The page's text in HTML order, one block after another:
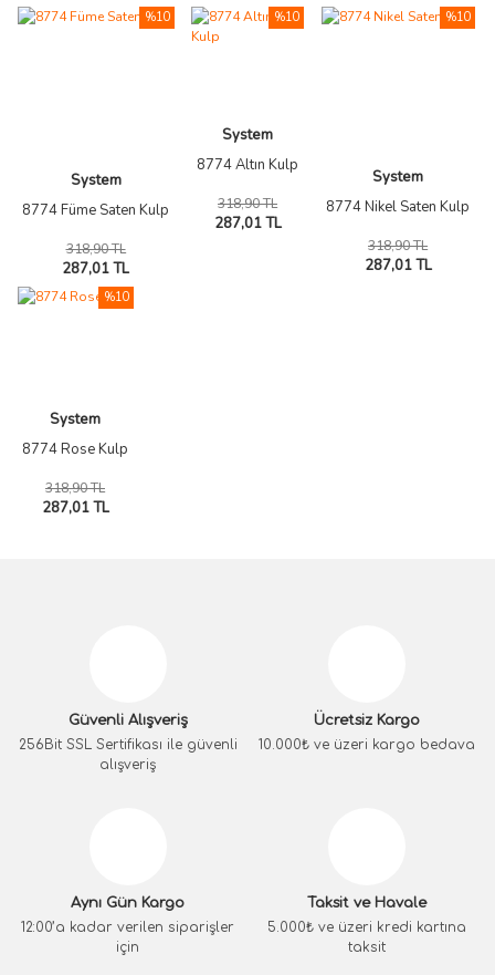
System
8774 Füme Saten Kulp
318,90 TL
287,01 TL
%10
System
8774 Altın Kulp
318,90 TL
287,01 TL
%10
System
8774 Nikel Saten Kulp
318,90 TL
287,01 TL
%10
System
8774 Rose Kulp
318,90 TL
287,01 TL
%10
Güvenli Alışveriş
256Bit SSL Sertifikası ile güvenli
alışveriş
Ücretsiz Kargo
10.000₺ ve üzeri kargo bedava
Aynı Gün Kargo
12:00’a kadar verilen siparişler
için
Taksit ve Havale
5.000₺ ve üzeri kredi kartına
taksit